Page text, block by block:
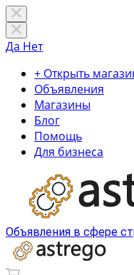
Да Нет
+ Открыть
Объявления
Магазины
Блог
Помощь
Для бизнеса
Объявления в сфере